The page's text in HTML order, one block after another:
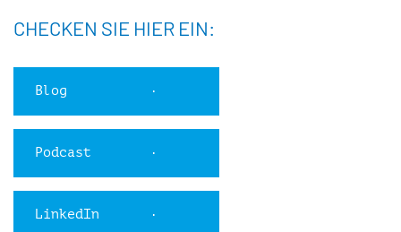
CHECKEN SIE HIER EIN:
Blog
Podcast
LinkedIn